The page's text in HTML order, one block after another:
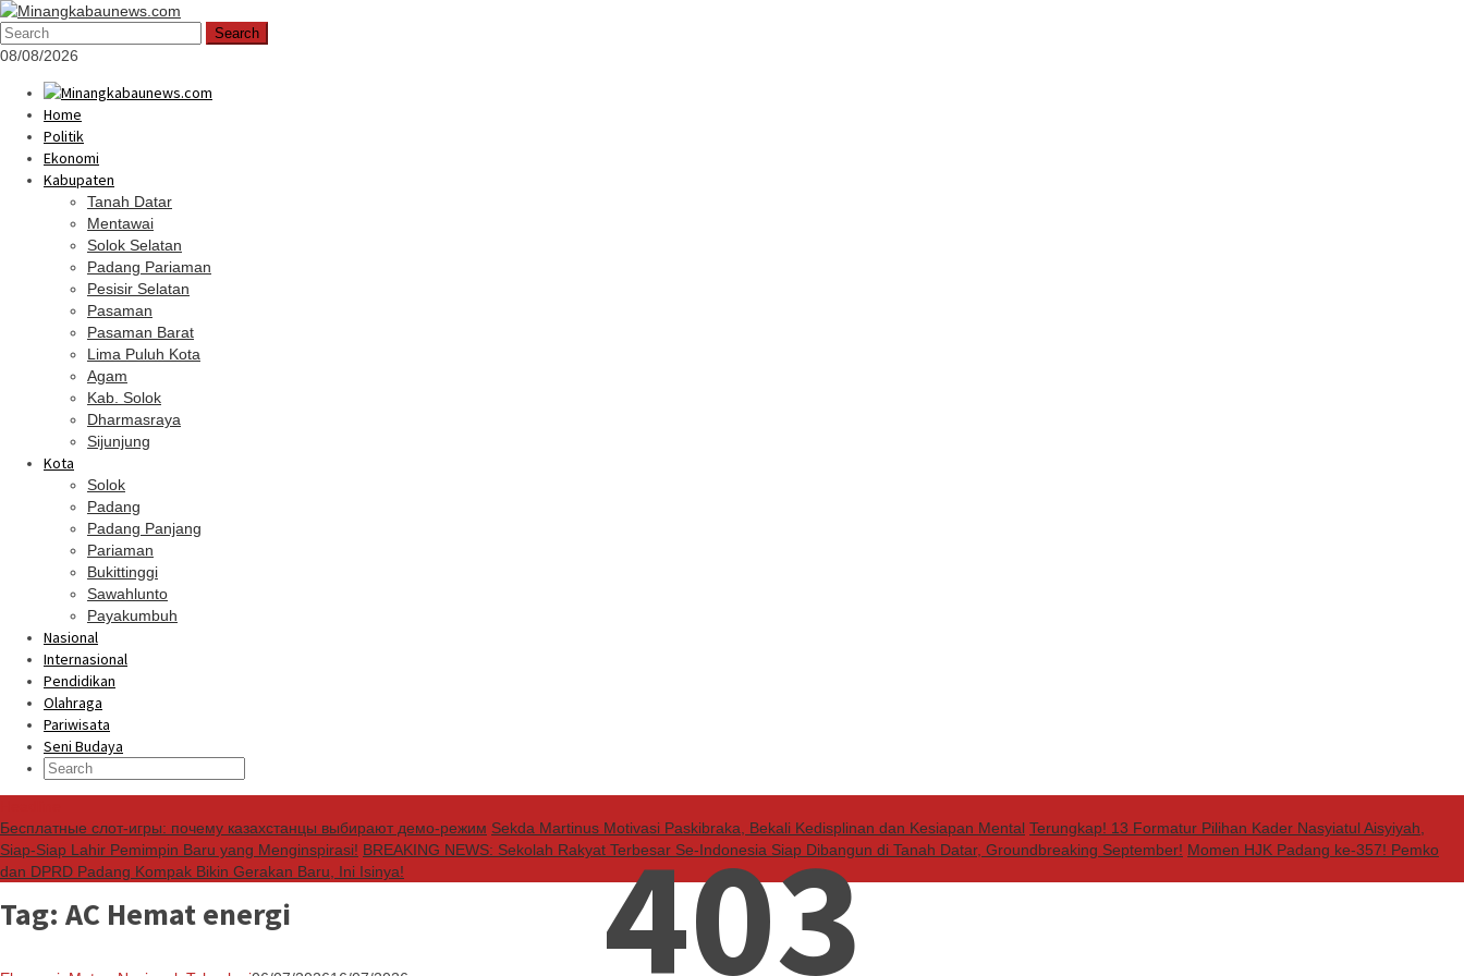
Skip
to
content
Mobile
Menu
Search
08/08/2026
Home
Politik
Ekonomi
Kabupaten
Tanah Datar
Mentawai
Solok Selatan
Padang Pariaman
Pesisir Selatan
Pasaman
Pasaman Barat
Lima Puluh Kota
Agam
Kab. Solok
Dharmasraya
Sijunjung
Kota
Solok
Padang
Padang Panjang
Pariaman
Bukittinggi
Sawahlunto
Payakumbuh
Nasional
Internasional
Pendidikan
Olahraga
Pariwisata
Seni Budaya
Бесплатные слот-игры: почему казахстанцы выбирают демо-режим Sekda Martinus Motivasi Paskibraka, Bekali Kedisplinan dan Kesiapan Mental Terungkap! 13 Formatur Pilihan Kader Nasyiatul Aisyiyah,
Siap-Siap Lahir Pemimpin Baru yang Menginspirasi! BREAKING NEWS: Sekolah Rakyat Terbesar Se-Indonesia Siap Dibangun di Tanah Datar, Groundbreaking September! Momen HJK Padang ke-357! Pemko
dan DPRD Padang Kompak Bikin Gerakan Baru, Ini Isinya!
Tag: AC Hemat energi 403